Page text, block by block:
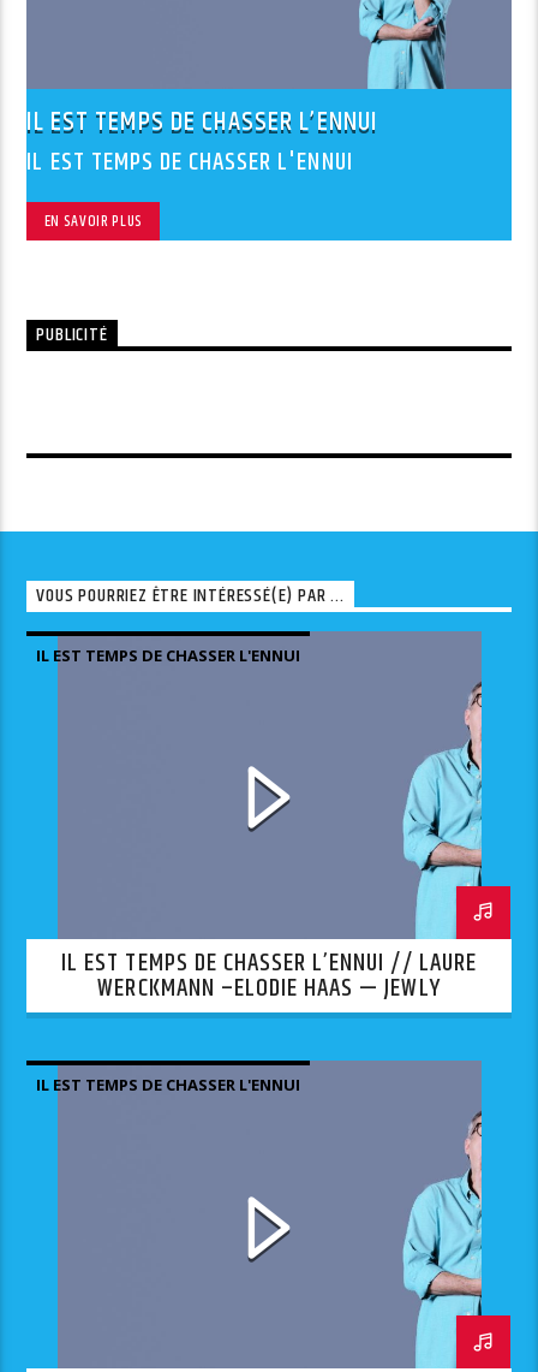
IL EST TEMPS DE CHASSER L’ENNUI
IL EST TEMPS DE CHASSER L'ENNUI
EN SAVOIR PLUS
PUBLICITÉ
VOUS POURRIEZ ÊTRE INTÉRESSÉ(E) PAR ...
IL EST TEMPS DE CHASSER L'ENNUI
IL EST TEMPS DE CHASSER L’ENNUI // LAURE
WERCKMANN –ELODIE HAAS — JEWLY
IL EST TEMPS DE CHASSER L'ENNUI